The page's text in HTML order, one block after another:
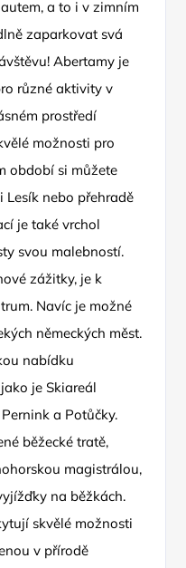
a to i v zimním
zaparkovat svá
Abertamy je
různé aktivity v
prostředí
možnosti pro
období si můžete
nebo přehradě
je také vrchol
svou malebností.
zážitky, je k
Navíc je možné
německých měst.
nabídku
je Skiareál
a Potůčky.
běžecké tratě,
magistrálou,
na běžkách.
skvělé možnosti
v přírodě